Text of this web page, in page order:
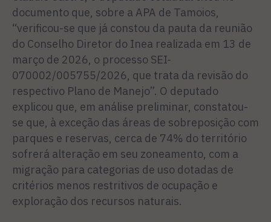
documento que, sobre a APA de Tamoios,
“verificou-se que já constou da pauta da reunião
do Conselho Diretor do Inea realizada em 13 de
março de 2026, o processo SEI-
070002/005755/2026, que trata da revisão do
respectivo Plano de Manejo”. O deputado
explicou que, em análise preliminar, constatou-
se que, à exceção das áreas de sobreposição com
parques e reservas, cerca de 74% do território
sofrerá alteração em seu zoneamento, com a
migração para categorias de uso dotadas de
critérios menos restritivos de ocupação e
exploração dos recursos naturais.